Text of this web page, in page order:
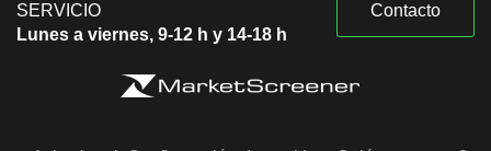
SERVICIO
Lunes a viernes, 9-12 h y 14-18 h
Contacto